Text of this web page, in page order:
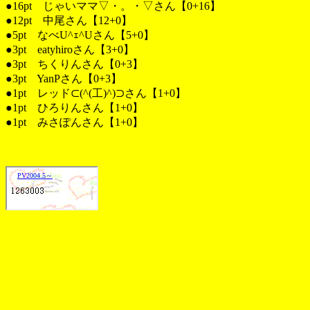
●16pt じゃいママ▽・。・▽さん【0+16】
●12pt 中尾さん【12+0】
●5pt なべU^ｪ^Uさん【5+0】
●3pt eatyhiroさん【3+0】
●3pt ちくりんさん【0+3】
●3pt YanPさん【0+3】
●1pt レッド⊂(^(工)^)⊃さん【1+0】
●1pt ひろりんさん【1+0】
●1pt みさぽんさん【1+0】